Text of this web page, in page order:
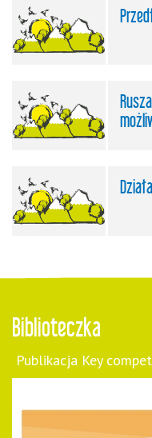
Biblioteczka
Publikacja Key